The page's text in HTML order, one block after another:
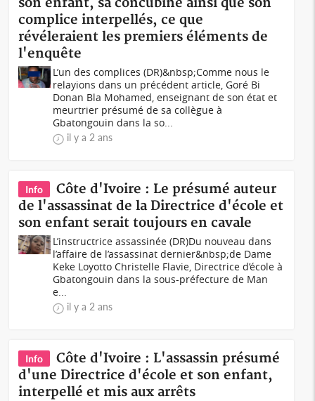
complice interpellés, ce que
révéleraient les premiers éléments de
l'enquête
L’un des complices (DR)&nbsp;Comme nous le
relayions dans un précédent article, Goré Bi
Donan Bla Mohamed, enseignant de son état et
meurtrier présumé de sa collègue à
Gbatongouin dans la so...
il y a 2 ans
Info
Côte d'Ivoire : Le présumé auteur
de l'assassinat de la Directrice d'école et
son enfant serait toujours en cavale
L’instructrice assassinée (DR)Du nouveau dans
l’affaire de l’assassinat dernier&nbsp;de Dame
Keke Loyotto Christelle Flavie, Directrice d’école à
Gbatongouin dans la sous-préfecture de Man
e...
il y a 2 ans
Info
Côte d'Ivoire : L'assassin présumé
d'une Directrice d'école et son enfant,
interpellé et mis aux arrêts